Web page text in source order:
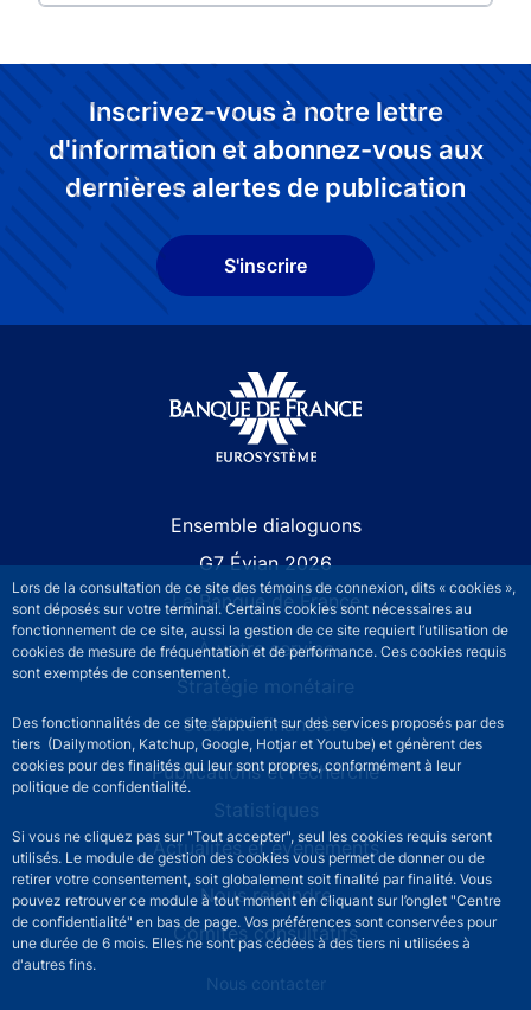
Lors de la consultation de ce site des témoins de connexion, dits « cookies »,
sont déposés sur votre terminal. Certains cookies sont nécessaires au
fonctionnement de ce site, aussi la gestion de ce site requiert l’utilisation de
cookies de mesure de fréquentation et de performance. Ces cookies requis
sont exemptés de consentement.
Des fonctionnalités de ce site s’appuient sur des services proposés par des
tiers (Dailymotion, Katchup, Google, Hotjar et Youtube) et génèrent des
cookies pour des finalités qui leur sont propres, conformément à leur
politique de confidentialité.
Si vous ne cliquez pas sur "Tout accepter", seul les cookies requis seront
utilisés. Le module de gestion des cookies vous permet de donner ou de
retirer votre consentement, soit globalement soit finalité par finalité. Vous
pouvez retrouver ce module à tout moment en cliquant sur l’onglet "Centre
de confidentialité" en bas de page. Vos préférences sont conservées pour
une durée de 6 mois. Elles ne sont pas cédées à des tiers ni utilisées à
d'autres fins.
Inscrivez-vous à notre lettre
d'information et abonnez-vous aux
dernières alertes de publication
S'inscrire
Ensemble dialoguons
G7 Évian 2026
La Banque de France
À votre service
Stratégie monétaire
Stabilité financière
Publications et recherche
Statistiques
Actualités et événements
Nous rejoindre
Comités consultatifs
Footer secondary menuNous contacter